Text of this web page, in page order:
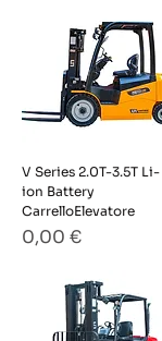
V Series 2.0T-3.5T Li-
ion Battery
CarrelloElevatore
Prezzo
0,00 €